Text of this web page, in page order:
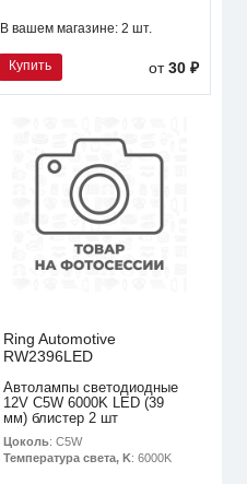
В вашем магазине: 2 шт.
Купить от30 ₽
Ring Automotive
RW2396LED
Автолампы светодиодные
12V C5W 6000K LED (39
мм) блистер 2 шт
Цоколь: C5W
Температура света, K: 6000K